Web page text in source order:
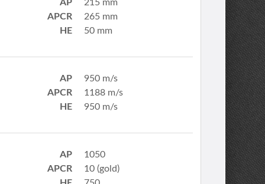
AP
215 mm
APCR
265 mm
HE
50 mm
AP
950 m/s
APCR
1188 m/s
HE
950 m/s
AP
1050
APCR
10 (gold)